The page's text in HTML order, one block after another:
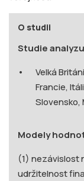
O studii
Studie
Velká
Francie,
Slovensko,
Modely
(1) nezávislost
udržitelnost